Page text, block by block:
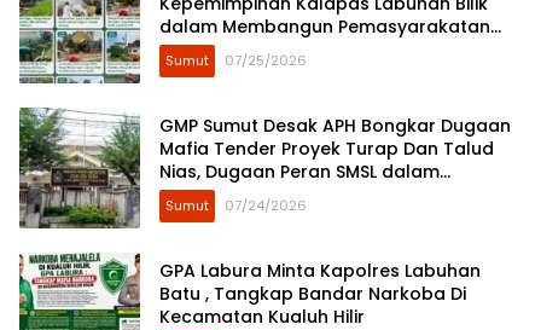
dalam Membangun Pemasyarakatan
Humanis
Sumut 07/25/2026
GMP Sumut Desak APH Bongkar Dugaan
Mafia Tender Proyek Turap Dan Talud
Nias, Dugaan Peran SMSL dalam
Peredaman Aksi Mahasiswa Diminta
Diusut
Sumut 07/24/2026
GPA Labura Minta Kapolres Labuhan
Batu , Tangkap Bandar Narkoba Di
Kecamatan Kualuh Hilir